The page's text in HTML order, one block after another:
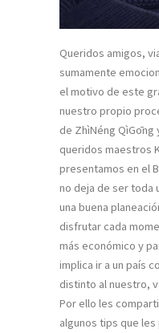
Queridos amigos,
sumamente
el motivo de este
nuestro propio
de ZhìNéng
queridos maestros
presentamos en el
no deja de ser toda
una buena
disfrutar cada
más económico y
implica ir a un país
distinto al nuestro,
Por ello les
algunos tips que